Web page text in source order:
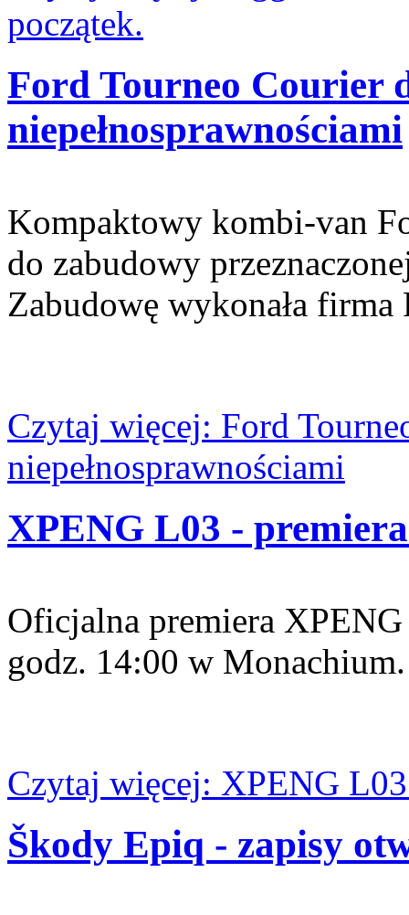
początek.
Ford Tourneo Courier
niepełnosprawnościami
Kompaktowy kombi-van
do zabudowy
Zabudowę wykonała
Czytaj więcej: Ford
niepełnosprawnościami
XPENG L03 -
Oficjalna premiera
godz. 14:00 w Monachium.
Czytaj więcej: XPENG
Škody Epiq - zapisy